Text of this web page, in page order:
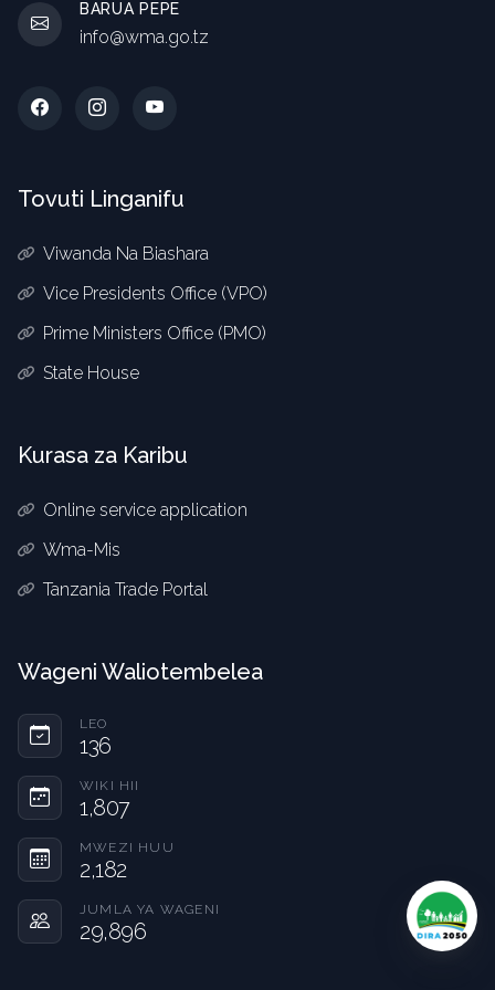
BARUA PEPE
info@wma.go.tz
Tovuti Linganifu
Viwanda Na Biashara
Vice Presidents Office (VPO)
Prime Ministers Office (PMO)
State House
Kurasa za Karibu
Online service application
Wma-Mis
Tanzania Trade Portal
Wageni Waliotembelea
LEO
136
WIKI HII
1,807
MWEZI HUU
2,182
JUMLA YA WAGENI
29,896